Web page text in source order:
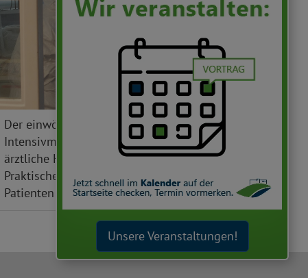
Der einwöchige Kurs "Grundlagen der
Intensivmedizin bei Corona" bereitet
ärztliche Kollegen und Studierende im
Praktischen Jahr für den Einsatz mit Corona-
Patienten vor.
Unsere Veranstaltungen!